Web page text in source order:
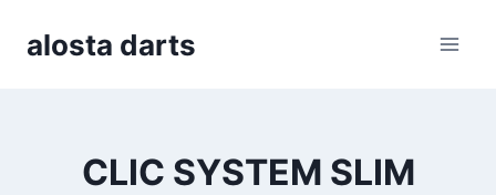
alosta darts
CLIC SYSTEM SLIM